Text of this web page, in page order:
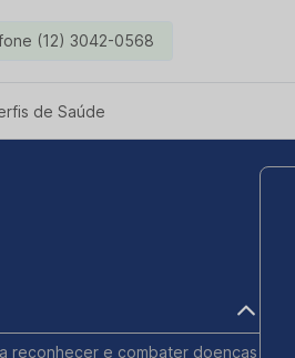
(12) 3042-0568
de Saúde
reconhecer e combater doenças